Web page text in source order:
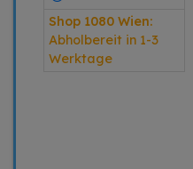
Shop 1080 Wien:
Abholbereit in 1-3
Werktage